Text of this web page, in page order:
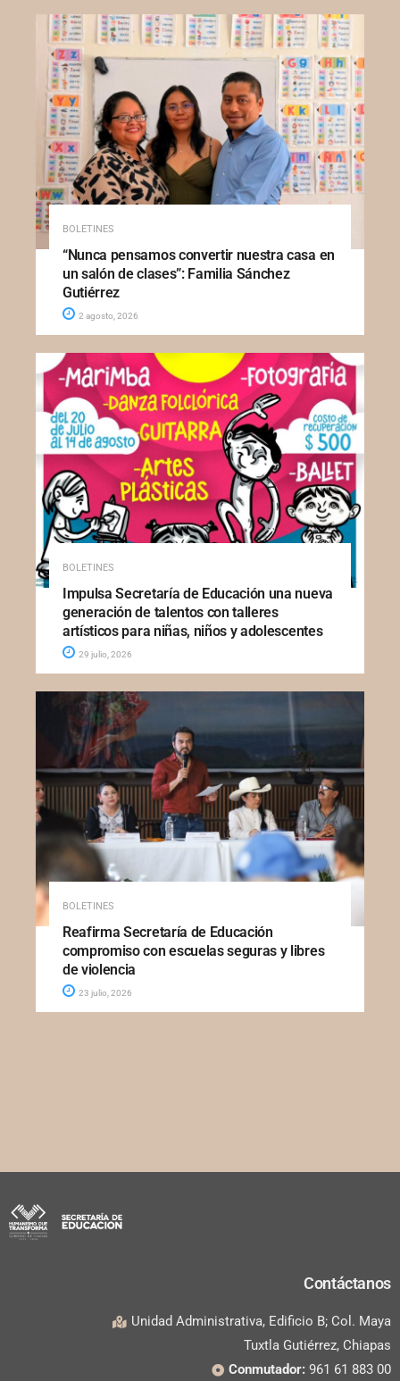
BOLETINES
“Nunca pensamos convertir nuestra casa en
un salón de clases”: Familia Sánchez
Gutiérrez
2 agosto, 2026
BOLETINES
Impulsa Secretaría de Educación una nueva
generación de talentos con talleres
artísticos para niñas, niños y adolescentes
29 julio, 2026
BOLETINES
Reafirma Secretaría de Educación
compromiso con escuelas seguras y libres
de violencia
23 julio, 2026
Contáctanos
Unidad Administrativa, Edificio B; Col. Maya
Tuxtla Gutiérrez, Chiapas
Conmutador: 961 61 883 00